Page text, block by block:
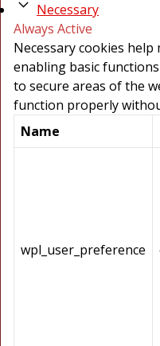
Necessary
Always Active
Necessary cookies
enabling basic
to secure areas of the
function properly
Name
wpl_user_preference